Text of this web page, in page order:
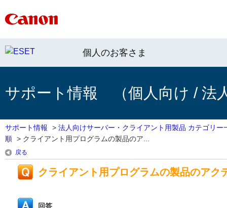
個人のお客さま
サポート情報 （個人向け / 法
サポート情報 > 法人向けサーバー・クライアント用製品 カテゴリー
順 > クライアント用プログラムの製品のア...
戻る
クライアント用プログラムの製品のアク
回答